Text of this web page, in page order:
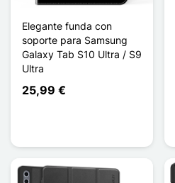
Elegante funda con
soporte para Samsung
Galaxy Tab S10 Ultra / S9
Ultra
25,99 €